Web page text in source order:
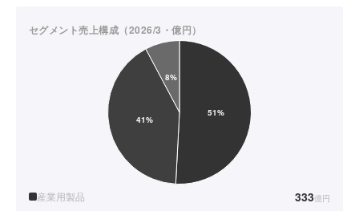
セグメント売上構成（2026/3・億円）
産業用製品 333億円